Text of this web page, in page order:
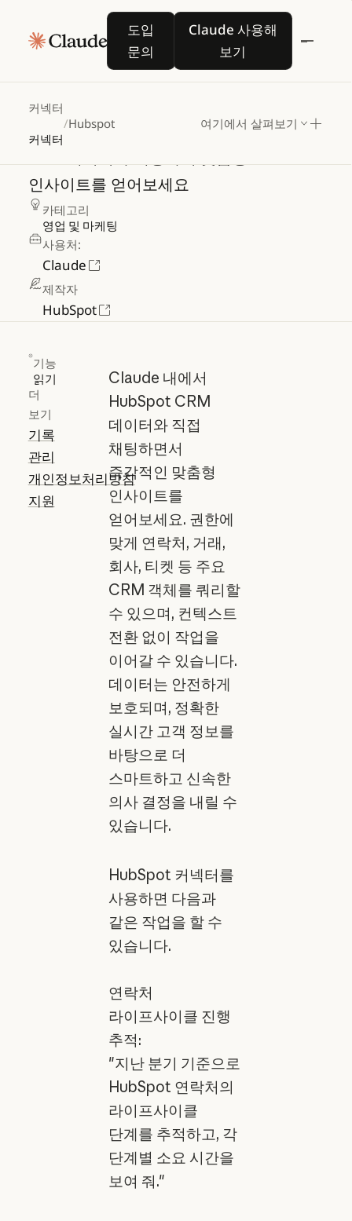
도입
문의
도입 문의
Claude 사용해
보기
Claude 사용해 보기
커넥터
커넥터
/Hubspot 여기에서 살펴보기
Hubspot
인사이트를 얻어보세요
카테고리
영업 및 마케팅
사용처:
Claude
제작자
HubSpot
기능
읽기
더
보기
기록
관리
개인정보처리방침
지원
Claude 내에서
HubSpot CRM
데이터와 직접
채팅하면서
즉각적인 맞춤형
인사이트를
얻어보세요. 권한에
맞게 연락처, 거래,
회사, 티켓 등 주요
CRM 객체를 쿼리할
수 있으며, 컨텍스트
전환 없이 작업을
이어갈 수 있습니다.
데이터는 안전하게
보호되며, 정확한
실시간 고객 정보를
바탕으로 더
스마트하고 신속한
의사 결정을 내릴 수
있습니다.
HubSpot 커넥터를
사용하면 다음과
같은 작업을 할 수
있습니다.
연락처
라이프사이클 진행
추적:
"지난 분기 기준으로
HubSpot 연락처의
라이프사이클
단계를 추적하고, 각
단계별 소요 시간을
보여 줘."